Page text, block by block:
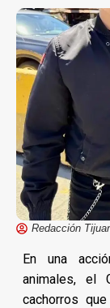
Redacción
En una
animales, el
cachorros